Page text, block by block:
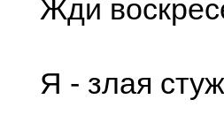
Жди
Я - злая